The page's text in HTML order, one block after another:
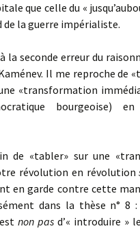
que celle du «
de la guerre impérialiste.
la seconde erreur du
Il me reproche de
«transformation
bourgeoise)
de «tabler» sur une
révolution en révolution
en garde contre cette
dans la thèse n°
est non pas d’« introduire »